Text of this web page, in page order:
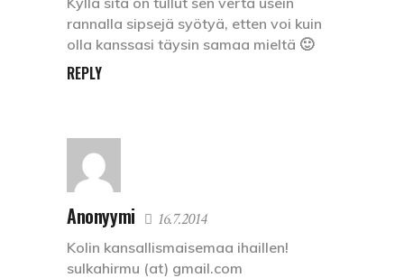
rannalla sipsejä syötyä, etten voi kuin
olla kanssasi täysin samaa mieltä 🙂
REPLY
Anonyymi 16.7.2014
Kolin kansallismaisemaa ihaillen!
sulkahirmu (at) gmail.com